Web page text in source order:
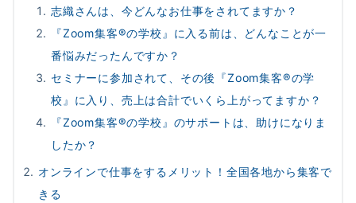
志織さんは、今どんなお仕事をされてますか？
『Zoom集客®の学校』に入る前は、どんなことが一
番悩みだったんですか？
セミナーに参加されて、その後『Zoom集客®の学
校』に入り、売上は合計でいくら上がってますか？
『Zoom集客®の学校』のサポートは、助けになりま
したか？
オンラインで仕事をするメリット！全国各地から集客で
きる